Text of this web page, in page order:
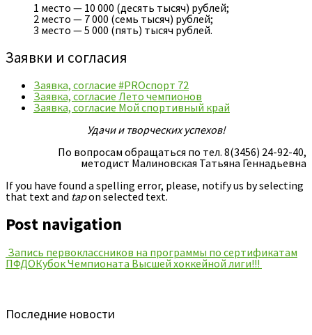
1 место — 10 000 (десять тысяч) рублей;
2 место — 7 000 (семь тысяч) рублей;
3 место — 5 000 (пять) тысяч рублей.
Заявки и согласия
Заявка, согласие #PROспорт 72
Заявка, согласие Лето чемпионов
Заявка, согласие Мой спортивный край
Удачи и творческих успехов!
По вопросам обращаться по тел. 8(3456) 24-92-40,
методист Малиновская Татьяна Геннадьевна
If you have found a spelling error, please, notify us by selecting
that text and tapon selected text.
Post navigation
Запись первоклассников на программы по сертификатам
ПФДОКубок Чемпионата Высшей хоккейной лиги!!!
Последние новости